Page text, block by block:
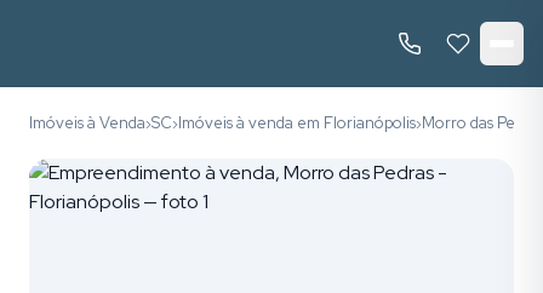
Imóveis à Venda›SC›Imóveis à venda em Florianópolis›Morro das Pedras